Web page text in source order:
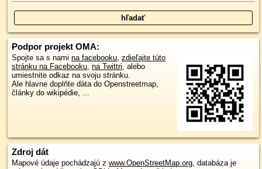
Podpor projekt OMA:
Spojte sa s nami na facebooku, zdieľajte túto
stránku na Facebooku, na Twittri, alebo
umiestnite odkaz na svoju stránku.
Ale hlavne doplňte dáta do Openstreetmap,
články do wikipédie, ...
Zdroj dát
Mapové údaje pochádzajú z www.OpenStreetMap.org, databáza je